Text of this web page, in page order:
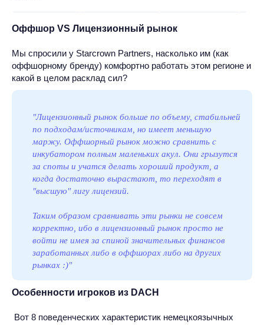
Оффшор VS Лицензионный рынок
Мы спросили у Starcrown Partners, насколько им (как
оффшорному бренду) комфортно работать этом регионе и
какой в целом расклад сил?
"Лицензионный рынок больше по объему, стабильней
по подходам/источникам, но имеет меньшую
маржу. Оффшорный рынок можно сравнить с
инкубатором полным маленьких акул. Они грызутся
за споты и учатся делать хороший продукт, а
когда достаточно вырастают, то переходят в
"высшую" лигу лицензий.
Таким образом сравнивать эти рынки не совсем
корректно, ибо в лицензионный рынок просто не
войти не имея за спиной значительных финансов
заработанных либо в оффшорах либо на других
рынках :)"
Особенности игроков из DACH
Вот 8 поведенческих характеристик немецкоязычных